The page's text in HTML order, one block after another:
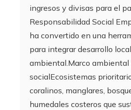
ingresos y divisas para el
Responsabilidad Social
ha convertido en una
para integrar desarrollo
ambiental.Marco ambiental
socialEcosistemas
coralinos, manglares,
humedales costeros que